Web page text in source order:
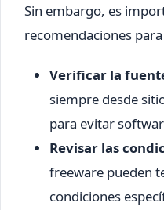
Sin embargo, es
recomendaciones
Verificar la
siempre desde
para evitar
Revisar las
freeware pueden
condiciones